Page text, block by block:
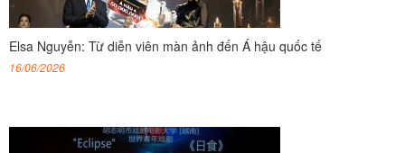
Elsa Nguyễn: Từ diễn viên màn ảnh đến Á hậu quốc tế
16/06/2026